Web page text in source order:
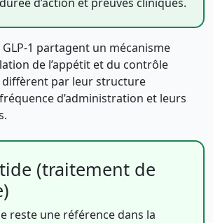
1 partagent un mécanisme
de l’appétit et du contrôle
diffèrent par leur structure
d’administration et leurs
(traitement de
reste une référence dans la